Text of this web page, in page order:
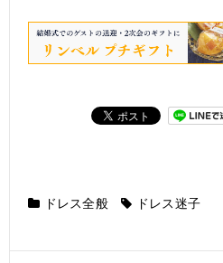
ドレス全般 ドレス迷子